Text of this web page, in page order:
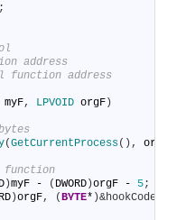
;
address
address
myF, LPVOID orgF )
(GetCurrentProcess( ) , orgF
)myF - ( DWORD )orgF - 5;
)orgF, (BYTE* )&hookCode,